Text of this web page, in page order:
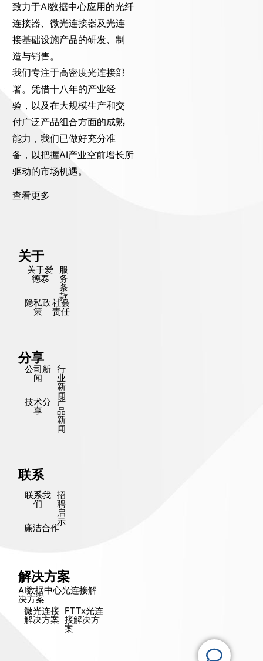
致力于AI数据中心应用的光纤
连接器、微光连接器及光连
接基础设施产品的研发、制
造与销售。
我们专注于高密度光连接部
署。凭借十八年的产业经
验，以及在大规模生产和交
付广泛产品组合方面的成熟
能力，我们已做好充分准
备，以把握AI产业空前增长所
驱动的市场机遇。
查看更多
关于
关于爱
德泰
服
务
条
款
隐私政
策
社会
责任
分享
公司新
闻
行
业
新
闻
技术分
享
产
品
新
闻
联系
联系我
们
招
聘
启
示
廉洁合作
解决方案
AI数据中心光连接解
决方​​案
微光连接
解决方​​案
FTTx光连
接解决方​​
案